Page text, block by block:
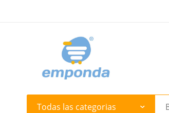
Todas las categorias